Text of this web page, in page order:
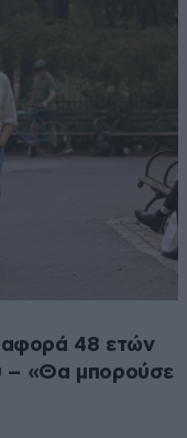
48 ετών
– «Θα μπορούσε